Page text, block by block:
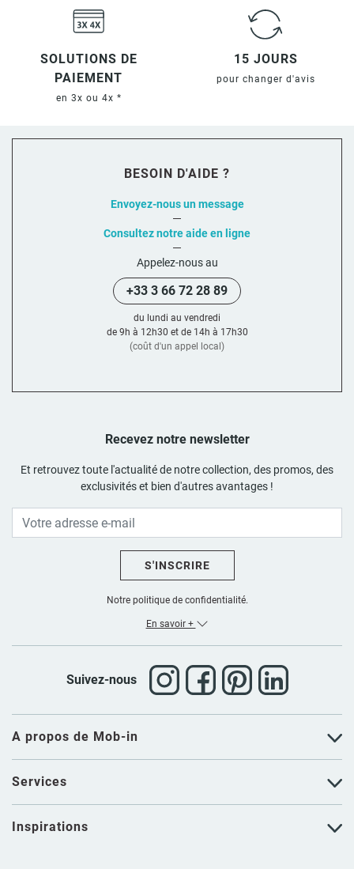
SOLUTIONS DE
PAIEMENT
en 3x ou 4x *
15 JOURS
pour changer d'avis
A propos de Mob-in
Services
Inspirations
Recevez notre newsletter
Et retrouvez toute l'actualité de notre collection, des promos, des
exclusivités et bien d'autres avantages !
S'INSCRIRE
Notre politique de confidentialité.
En savoir +
Suivez-nous
BESOIN D'AIDE ?
Envoyez-nous un message
Consultez notre aide en ligne
Appelez-nous au
+33 3 66 72 28 89
du lundi au vendredi
de 9h à 12h30 et de 14h à 17h30
(coût d'un appel local)